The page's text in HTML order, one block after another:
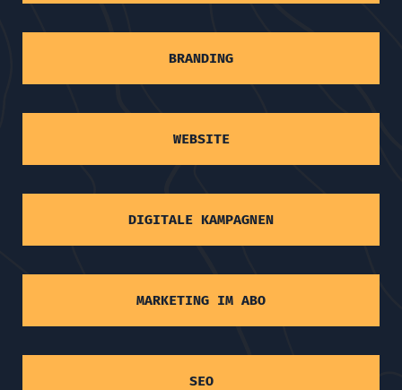
BRANDING
WEBSITE
DIGITALE KAMPAGNEN
MARKETING IM ABO
SEO